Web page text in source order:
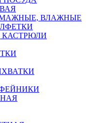
ВЛАЖНЫЕ
КАСТРЮЛИ